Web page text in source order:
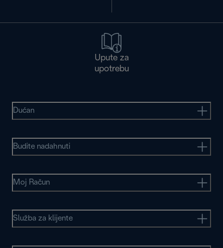
Upute za
upotrebu
Dućan
Budite nadahnuti
Moj Račun
Služba za klijente